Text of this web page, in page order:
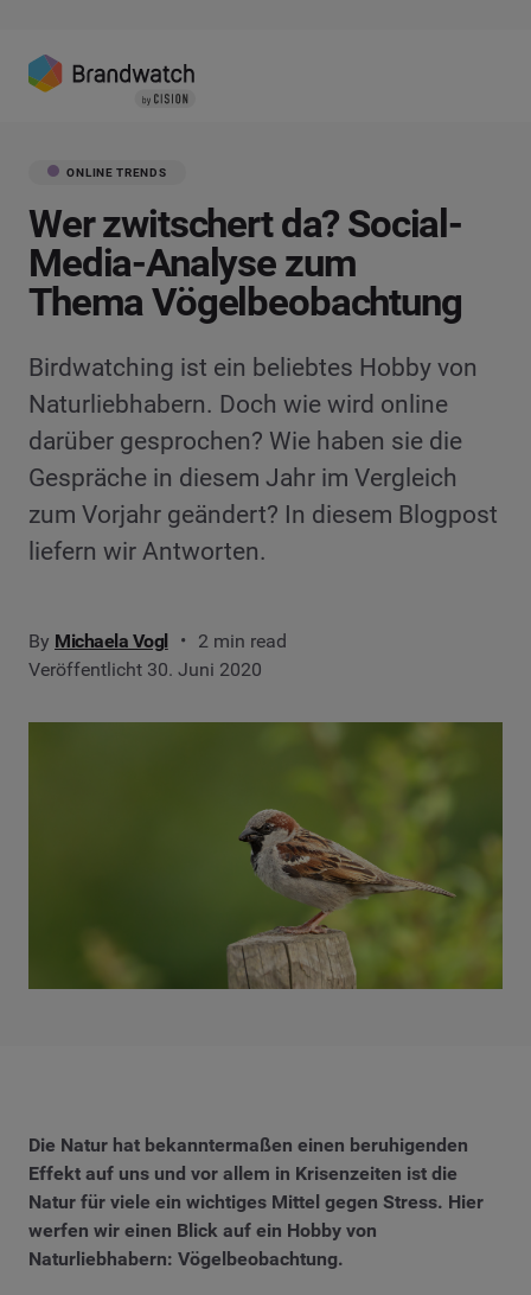
ONLINE TRENDS
Wer zwitschert da? Social-
Media-Analyse zum
Thema Vögelbeobachtung
Birdwatching ist ein beliebtes Hobby von
Naturliebhabern. Doch wie wird online
darüber gesprochen? Wie haben sie die
Gespräche in diesem Jahr im Vergleich
zum Vorjahr geändert? In diesem Blogpost
liefern wir Antworten.
By Michaela Vogl
2 min read
Veröffentlicht 30. Juni 2020
Die Natur hat bekanntermaßen einen beruhigenden
Effekt auf uns und vor allem in Krisenzeiten ist die
Natur für viele ein wichtiges Mittel gegen Stress. Hier
werfen wir einen Blick auf ein Hobby von
Naturliebhabern: Vögelbeobachtung.